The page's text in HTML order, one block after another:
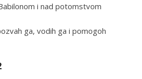
i nad potomstvom
ga, vodih ga i pomogoh